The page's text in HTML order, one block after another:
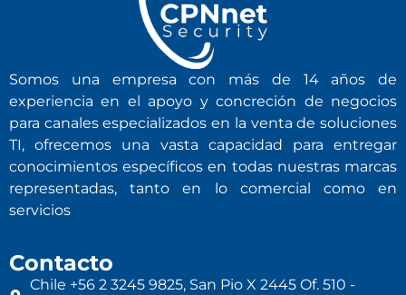
Somos una empresa con más de 14 años de
experiencia en el apoyo y concreción de negocios
para canales especializados en la venta de soluciones
TI, ofrecemos una vasta capacidad para entregar
conocimientos específicos en todas nuestras marcas
representadas, tanto en lo comercial como en
servicios
Contacto
Chile +56 2 3245 9825, San Pio X 2445 Of. 510 -